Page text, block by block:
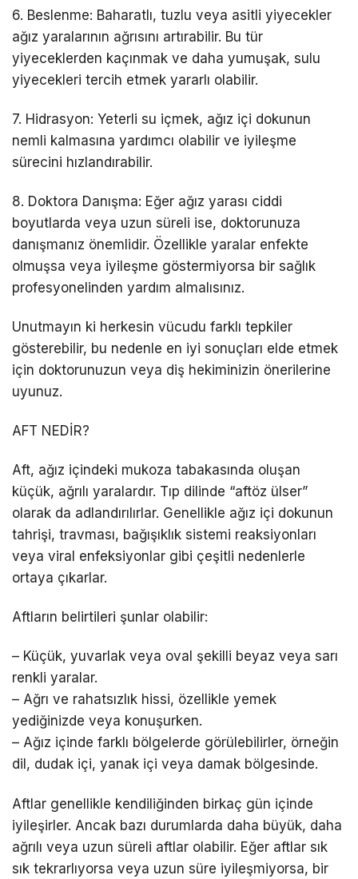
6. Beslenme: Baharatlı, tuzlu veya asitli yiyecekler
ağız yaralarının ağrısını artırabilir. Bu tür
yiyeceklerden kaçınmak ve daha yumuşak, sulu
yiyecekleri tercih etmek yararlı olabilir.
7. Hidrasyon: Yeterli su içmek, ağız içi dokunun
nemli kalmasına yardımcı olabilir ve iyileşme
sürecini hızlandırabilir.
8. Doktora Danışma: Eğer ağız yarası ciddi
boyutlarda veya uzun süreli ise, doktorunuza
danışmanız önemlidir. Özellikle yaralar enfekte
olmuşsa veya iyileşme göstermiyorsa bir sağlık
profesyonelinden yardım almalısınız.
Unutmayın ki herkesin vücudu farklı tepkiler
gösterebilir, bu nedenle en iyi sonuçları elde etmek
için doktorunuzun veya diş hekiminizin önerilerine
uyunuz.
AFT NEDİR?
Aft, ağız içindeki mukoza tabakasında oluşan
küçük, ağrılı yaralardır. Tıp dilinde “aftöz ülser”
olarak da adlandırılırlar. Genellikle ağız içi dokunun
tahrişi, travması, bağışıklık sistemi reaksiyonları
veya viral enfeksiyonlar gibi çeşitli nedenlerle
ortaya çıkarlar.
Aftların belirtileri şunlar olabilir:
– Küçük, yuvarlak veya oval şekilli beyaz veya sarı
renkli yaralar.
– Ağrı ve rahatsızlık hissi, özellikle yemek
yediğinizde veya konuşurken.
– Ağız içinde farklı bölgelerde görülebilirler, örneğin
dil, dudak içi, yanak içi veya damak bölgesinde.
Aftlar genellikle kendiliğinden birkaç gün içinde
iyileşirler. Ancak bazı durumlarda daha büyük, daha
ağrılı veya uzun süreli aftlar olabilir. Eğer aftlar sık
sık tekrarlıyorsa veya uzun süre iyileşmiyorsa, bir